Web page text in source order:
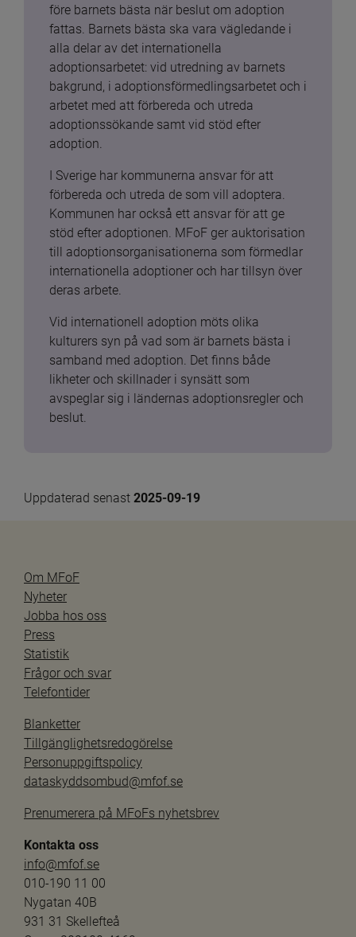
före barnets bästa när beslut om adoption
fattas. Barnets bästa ska vara vägledande i
alla delar av det internationella
adoptionsarbetet: vid utredning av barnets
bakgrund, i adoptionsförmedlingsarbetet och i
arbetet med att förbereda och utreda
adoptionssökande samt vid stöd efter
adoption.
I Sverige har kommunerna ansvar för att
förbereda och utreda de som vill adoptera.
Kommunen har också ett ansvar för att ge
stöd efter adoptionen. MFoF ger auktorisation
till adoptionsorganisationerna som förmedlar
internationella adoptioner och har tillsyn över
deras arbete.
Vid internationell adoption möts olika
kulturers syn på vad som är barnets bästa i
samband med adoption. Det finns både
likheter och skillnader i synsätt som
avspeglar sig i ländernas adoptionsregler och
beslut.
Uppdaterad senast 2025-09-19
Om MFoF
Nyheter
Jobba hos oss
Press
Statistik
Frågor och svar
Telefontider
Blanketter
Tillgänglighetsredogörelse
Personuppgiftspolicy
dataskyddsombud@mfof.se
Prenumerera på MFoFs nyhetsbrev
Kontakta oss
info@mfof.se
010-190 11 00
Nygatan 40B
931 31 Skellefteå